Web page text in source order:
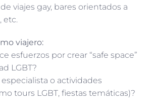
viajes gay, bares orientados a
etc.
viajero:
esfuerzos por crear “safe space”
LGBT?
o actividades
tours LGBT, fiestas temáticas)?